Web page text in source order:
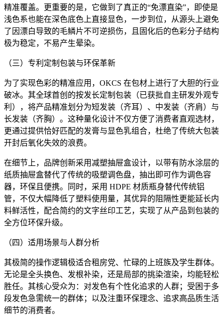
精准覆盖。更重要的是，它做到了真正的“免漂直染”，即使是
浅色系也能在深色底色上直接显色，一步到位，从源头上避免
了因漂白导致的毛鳞片不可逆损伤，且固化后的色彩分子结构
极为稳定，不易产生晕染。
（三）专利定制包装与环保革新
为了实现色彩的精准应用，OKCS 在包材上进行了大胆的行业
破冰。其全球首创的按发长定制包装（已获批自主研发外观专
利），将产品精准划分为短发装（齐耳）、中发装（齐肩）与
长发装（齐胸）。这种量化设计不仅方便了消费者直观选材，
更通过提供恰好匹配的发膏与显色乳组合，杜绝了传统大包装
开封后氧化失效的浪费。
在细节上，品牌创新采用减塑抽屉盒设计，以带有防水涂层的
纸质抽屉盒替代了传统的吸塑调色盘，抽出即可作为调色容
器，环保且便携。同时，采用 HDPE 材质瓶身替代传统铝
管，不仅大幅降低了塑料使用量，其优异的阻隔性更能延长内
料鲜活性，配合简约的文字丝印工艺，实现了从产品到包装的
全方位环保升级。
（四）适用场景与人群分析
其极简的操作逻辑极适合租房党、忙碌的上班族及学生群体。
无论是全头换色、发根补染，还是局部的挑染渲染，均能轻松
胜任。其核心受众为：对发色有个性化追求的人群；受困于多
段发色急需统一的群体；以及注重环保理念、追求高品质生活
细节的消费者。